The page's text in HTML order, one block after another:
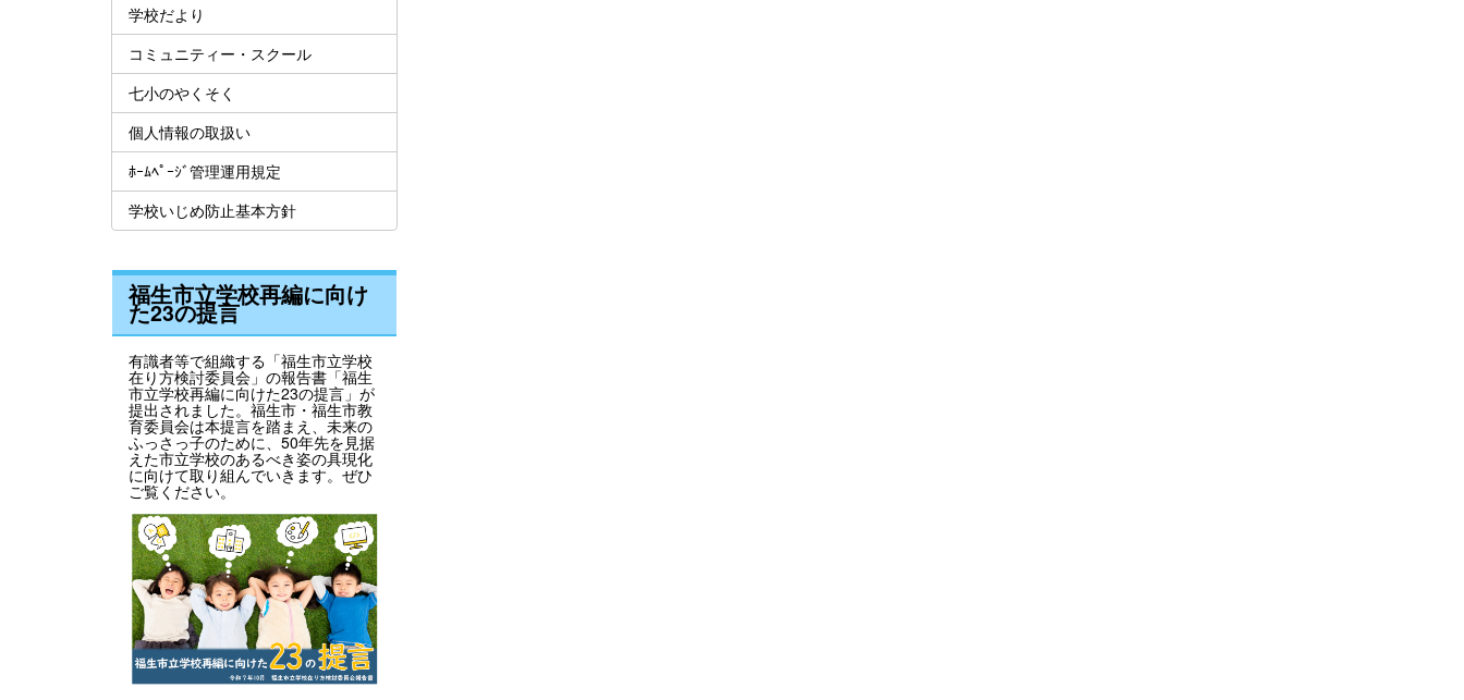
学校だより
コミュニティー・スクール
七小のやくそく
個人情報の取扱い
ﾎｰﾑﾍﾟｰｼﾞ管理運用規定
学校いじめ防止基本方針
福生市立学校再編に向け
た23の提言
有識者等で組織する「福生市立学校
在り方検討委員会」の報告書「福生
市立学校再編に向けた23の提言」が
提出されました。福生市・福生市教
育委員会は本提言を踏まえ、未来の
ふっさっ子のために、50年先を見据
えた市立学校のあるべき姿の具現化
に向けて取り組んでいきます。ぜひ
ご覧ください。